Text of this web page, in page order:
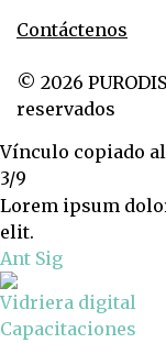
Contáctenos
© 2026
reservados
Vínculo copiado
3/9
Lorem ipsum
elit.
Ant Sig
Vidriera digital
Capacitaciones